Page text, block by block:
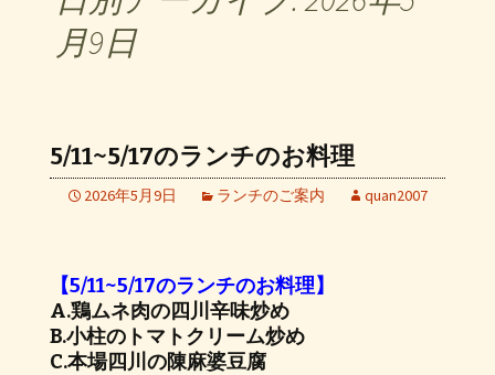
月9日
5/11~5/17のランチのお料理
2026年5月9日 ランチのご案内 quan2007
【5/11~5/17のランチのお料理】
A.鶏ムネ肉の四川辛味炒め
B.小柱のトマトクリーム炒め
C.本場四川の陳麻婆豆腐